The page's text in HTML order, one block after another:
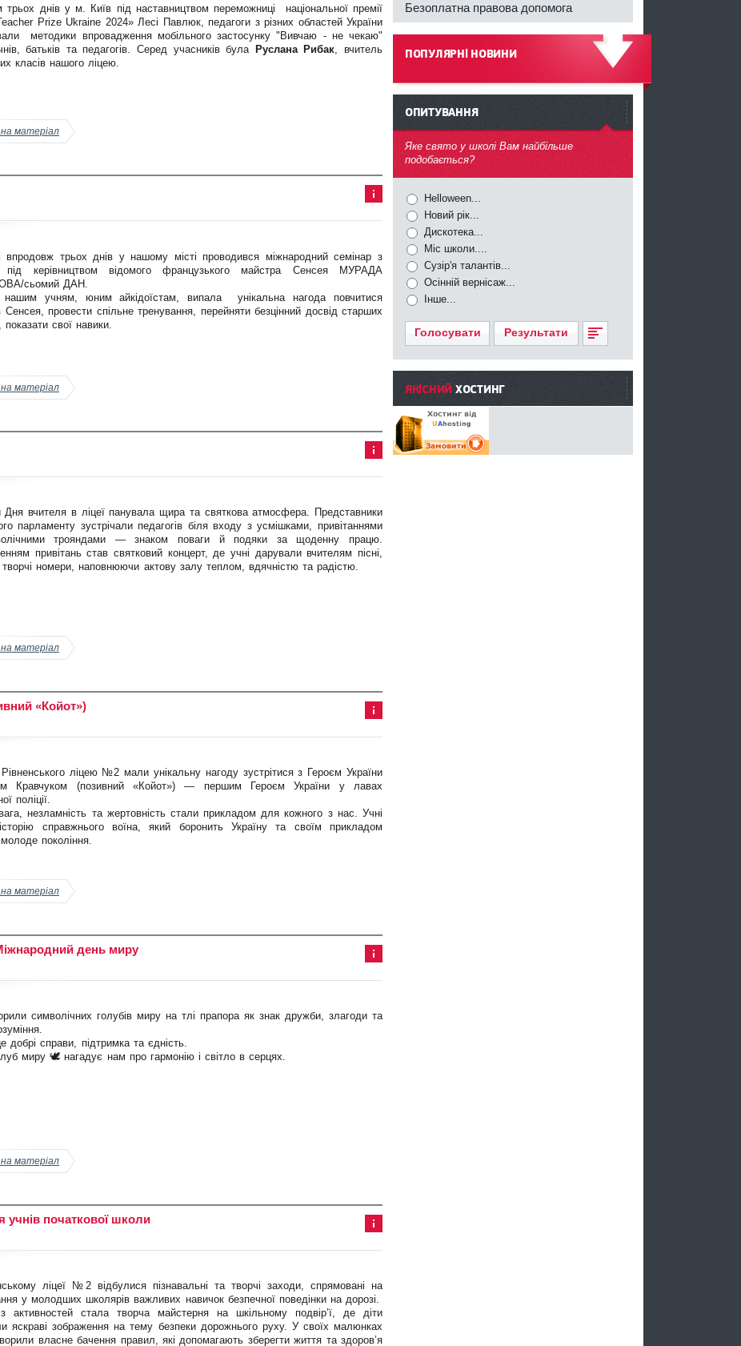
до
ста
тті
трьох днів у м. Київ під наставництвом переможниці національної премії
Prize Ukraine 2024» Лесі Павлюк, педагоги з різних областей України
методики впровадження мобільного застосунку "Вивчаю - не чекаю"
батьків та педагогів. Серед учасників була Руслана Рибак, вчитель
класів нашого ліцею.
матеріал
ор
до
ста
впродовж трьох днів у нашому місті проводився міжнародний семінар з
керівництвом відомого французького майстра Сенсея МУРАДА
сьомий ДАН.
нашим учням, юним айкідоїстам, випала унікальна нагода повчитися
Сенсея, провести спільне тренування, перейняти безцінний досвід старших
показати свої навики.
матеріал
ор
до
ста
тті
Дня вчителя в ліцеї панувала щира та святкова атмосфера. Представники
парламенту зустрічали педагогів біля входу з усмішками, привітаннями
трояндами — знаком поваги й подяки за щоденну працю.
привітань став святковий концерт, де учні дарували вчителям пісні,
творчі номери, наповнюючи актову залу теплом, вдячністю та радістю.
матеріал
ор
до
ста
«Койот»)
Рівненського ліцею №2 мали унікальну нагоду зустрітися з Героєм України
Кравчуком (позивний «Койот») — першим Героєм України у лавах
поліції.
незламність та жертовність стали прикладом для кожного з нас. Учні
справжнього воїна, який боронить Україну та своїм прикладом
покоління.
матеріал
ор
до
день миру
символічних голубів миру на тлі прапора як знак дружби, злагоди та
справи, підтримка та єдність.
миру 🕊️ нагадує нам про гармонію і світло в серцях.
матеріал
ор
до
ста
тті
учнів початкової школи
ліцеї №2 відбулися пізнавальні та творчі заходи, спрямовані на
у молодших школярів важливих навичок безпечної поведінки на дорозі.
активностей стала творча майстерня на шкільному подвір’ї, де діти
яскраві зображення на тему безпеки дорожнього руху. У своїх малюнках
власне бачення правил, які допомагають зберегти життя та здоров’я
Безоплатна правова допомога
ПОПУЛЯРНІ НОВИНИ
------
ОПИТУВАННЯ
Яке свято у школі Вам найбільше
подобається?
Helloween...
Новий рік...
Дискотека...
Міс школи....
Сузір'я талантів...
Осінній вернісаж...
Інше...
Голосувати Результати
ЯКІСНИЙ ХОСТИНГ